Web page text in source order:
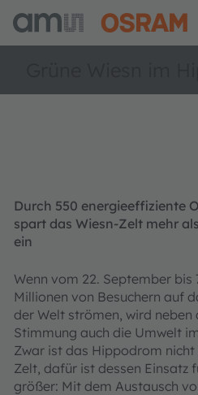
Durch 550 energieeffiziente
spart das Wiesn-Zelt mehr
ein
Wenn vom 22. September bis
Millionen von Besuchern auf
der Welt strömen, wird neben
Stimmung auch die Umwelt
Zwar ist das Hippodrom
Zelt, dafür ist dessen Einsatz
größer: Mit dem Austausch